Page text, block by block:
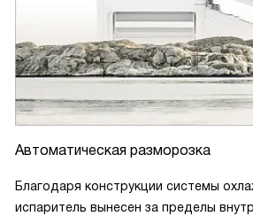
Автоматическая разморозка
Благодаря конструкции системы
испаритель вынесен за пределы